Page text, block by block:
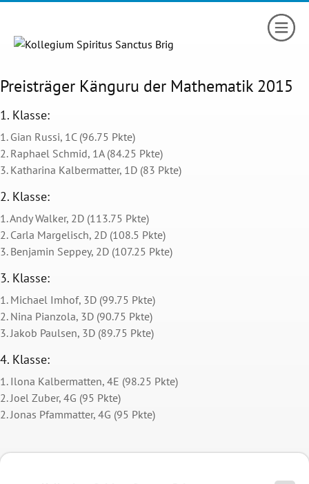
Preisträger Känguru der Mathematik 2015
1. Klasse:
1. Gian Russi, 1C (96.75 Pkte)
2. Raphael Schmid, 1A (84.25 Pkte)
3. Katharina Kalbermatter, 1D (83 Pkte)
2. Klasse:
1. Andy Walker, 2D (113.75 Pkte)
2. Carla Margelisch, 2D (108.5 Pkte)
3. Benjamin Seppey, 2D (107.25 Pkte)
3. Klasse:
1. Michael Imhof, 3D (99.75 Pkte)
2. Nina Pianzola, 3D (90.75 Pkte)
3. Jakob Paulsen, 3D (89.75 Pkte)
4. Klasse:
1. Ilona Kalbermatten, 4E (98.25 Pkte)
2. Joel Zuber, 4G (95 Pkte)
2. Jonas Pfammatter, 4G (95 Pkte)